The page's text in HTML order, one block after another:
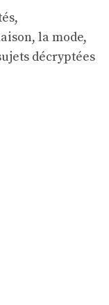
la mode,
décryptées